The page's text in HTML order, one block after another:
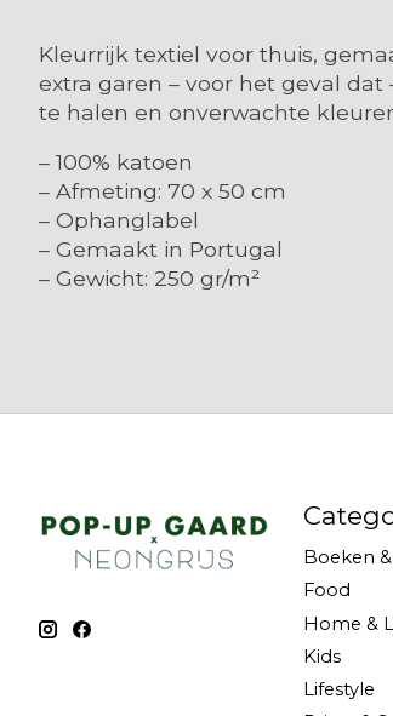
Kleurrijk textiel voor thuis,
extra garen – voor het geval
te halen en onverwachte
– 100% katoen
– Afmeting: 70 x 50 cm
– Ophanglabel
– Gemaakt in Portugal
– Gewicht: 250 gr/m²
Boeken
Food
Home &
Kids
Lifestyle